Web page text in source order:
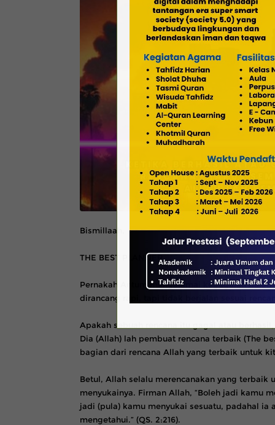
Bismillaah,
THE BEST PLANNER
Pernakah Antum mengalamai kegagalan
dirancang rapi, tapi tidak berjalan sesuai
Apakah sebuah rencana itu gagal atau
Dia (Allah) lah pembuat rencana terbaik (The
bagian dari rencana Allah yang terbaik untuk
Betul, Allah selalu merencanakan yang
menyukainya. Firman Allah, “Boleh jadi kamu
jadi (pula) kamu menyukai sesuatu, padahal
mengetahui.” (QS. 2:216).